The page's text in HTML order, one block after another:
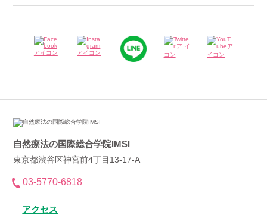
自然療法の国際総合学院IMSI
東京都渋谷区神宮前4丁目13-17-A
03-5770-6818
アクセス